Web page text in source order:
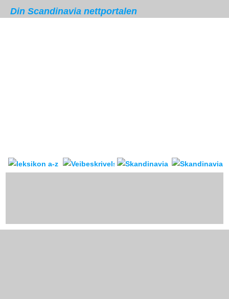
Din Scandinavia nettportalen
Skandinavia leksikonVeibeskrivelse forum &